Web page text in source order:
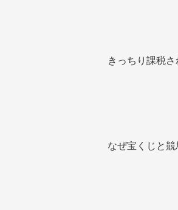
きっちり課税
なぜ宝くじと